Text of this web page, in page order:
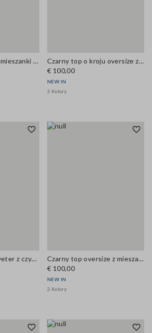
Brązowy sweter z mieszanki wiskozy z okrągłym dekoltem i guzikami, krój regular
Czarny top o kroju oversize z mieszanki wiskozy
€ 100,00
NEW IN
2 Kolory
Pomarańczowy sweter z czystej wełny o kroju regular
Czarny top oversize z mieszanki wiskozy
€ 100,00
NEW IN
2 Kolory